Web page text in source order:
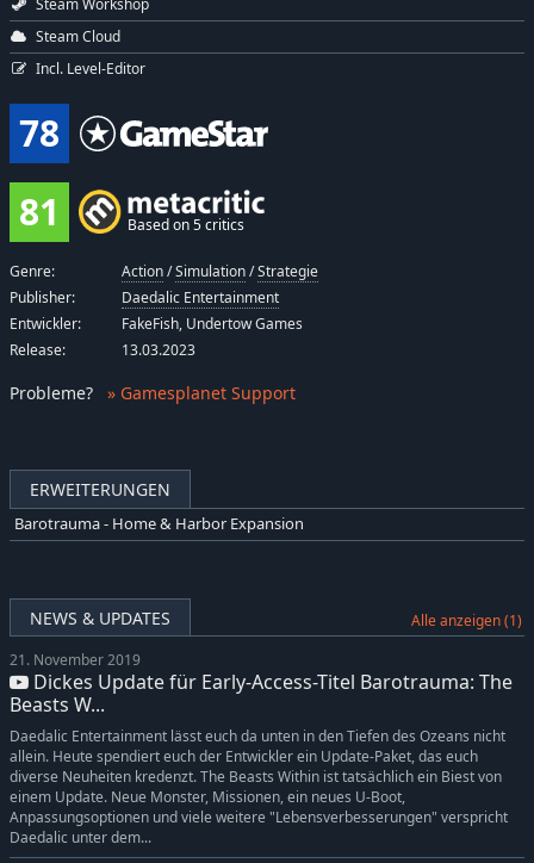
ERWEITERUNGEN
Barotrauma - Home & Harbor Expansion
NEWS & UPDATES Alle anzeigen (1)
21. November 2019
Dickes Update für Early-Access-Titel Barotrauma: The
Beasts W...
Daedalic Entertainment lässt euch da unten in den Tiefen des Ozeans nicht
allein. Heute spendiert euch der Entwickler ein Update-Paket, das euch
diverse Neuheiten kredenzt. The Beasts Within ist tatsächlich ein Biest von
einem Update. Neue Monster, Missionen, ein neues U-Boot,
Anpassungsoptionen und viele weitere "Lebensverbesserungen" verspricht
Daedalic unter dem...
Steam Workshop
Steam Cloud
Incl. Level-Editor
78
81
Based on 5 critics
Genre: Action/Simulation/Strategie
Publisher:
Daedalic Entertainment
Entwickler:
FakeFish, Undertow Games
Release:
13.03.2023
Probleme? » Gamesplanet Support